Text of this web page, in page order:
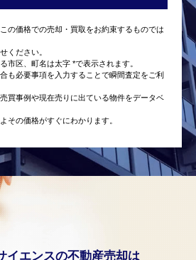
の価格での売却・買取をお約束するものでは
ください。
市区、町名は太字 *で表示されます。
も必要事項を入力することで瞬間査定をご利
買事例や現在売りに出ている物件をデータベ
その価格がすぐにわかります。
イエンスの不動産売却は